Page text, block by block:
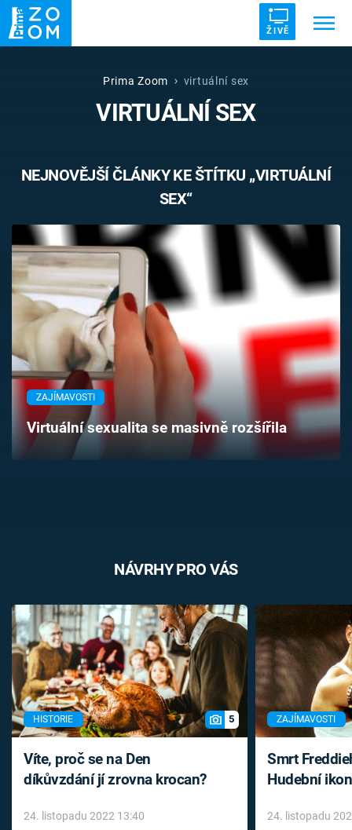
ŽIVĚ
UFO DRUHÁ SVĚTOVÁ VÁLKA
VETŘELCI DÁVNOVĚKU
Témata
Pořady
TV Program
Časopis
Sledujte prima+
Přihlášení
Prima Zoom virtuální sex
VIRTUÁLNÍ SEX
NEJNOVĚJŠÍ ČLÁNKY KE ŠTÍTKU „VIRTUÁLNÍ
SEX“
ZAJÍMAVOSTI
Virtuální sexualita se masivně rozšířila
NÁVRHY PRO VÁS
HISTORIE 5
Víte, proč se na Den
díkůvzdání jí zrovna krocan?
24. listopadu 2022 13:40
ZAJÍMAVOSTI
Smrt
Hudební
léky
24. listopadu